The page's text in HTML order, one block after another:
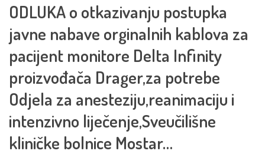
ODLUKA o otkazivanju postupka
javne nabave orginalnih kablova za
pacijent monitore Delta Infinity
proizvođača Drager,za potrebe
Odjela za anesteziju,reanimaciju i
intenzivno liječenje,Sveučilišne
kliničke bolnice Mostar…